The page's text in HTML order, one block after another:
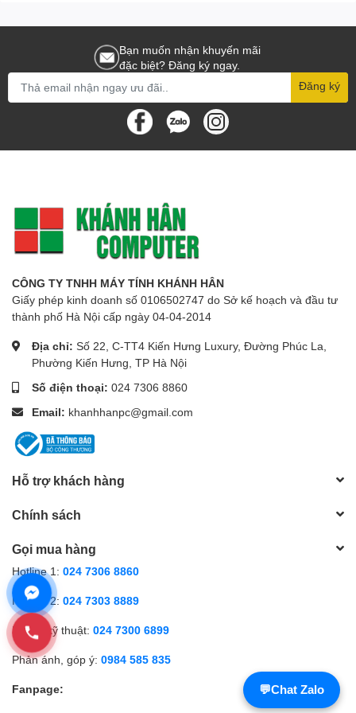
F1.6
Illuminator
Supplement
Light Type
IR, White Light
Up to 50 m
Video
Compression
Main stream: H.265+/H.265/H.264+/H.264,
Sub-stream: H.265/H.264/MJPEG
Region of
Interest
(ROI)
1 fixed region for main stream
Audio
Audio Type
Mono sound
Environment
Noise
Filtering
Yes
Network
Simultaneou
s Live View
Up to 6 channels
API
Open Network Video Interface (Profile S, Profile T,
Protocols
TCP/IP, ICMP, DHCP, DNS, HTTP, RTP, RTSP, NTP,
User/Host
Image
Wide
Dynamic
Range
SNR
Day/Night
Switch
Enhancemen
Bạn muốn nhận khuyến mãi
đặc biệt? Đăng ký ngay.
Đăng ký
CÔNG TY TNHH MÁY TÍNH KHÁNH HÂN
Giấy phép kinh doanh số 0106502747 do Sở kế hoạch và đầu tư
thành phố Hà Nội cấp ngày 04-04-2014
Địa chỉ: Số 22, C-TT4 Kiến Hưng Luxury, Đường Phúc La,
Phường Kiến Hưng, TP Hà Nội
Số điện thoại: 024 7306 8860
Email: khanhhanpc@gmail.com
Hỗ trợ khách hàng
Chính sách
Gọi mua hàng
Hotline 1: 024 7306 8860
Hotline 2: 024 7303 8889
Hỗ trợ kỹ thuật: 024 7300 6899
Phản ánh, góp ý: 0984 585 835
Fanpage: 💬Chat Zalo